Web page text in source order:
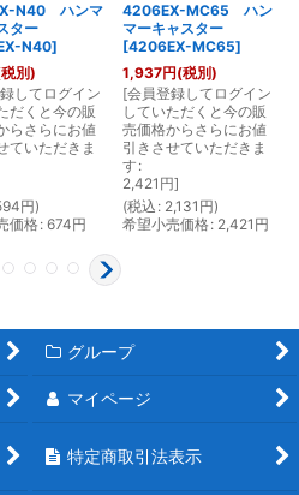
N40 ハンマ
ター
N40]
別)
してログイン
だくと今の販
らさらにお値
ていただきま
円)
価格: 674円
4206EX-MC65 ハン
マーキャスター
[4206EX-MC65]
1,937円(税別)
[会員登録してログイン
していただくと今の販
売価格からさらにお値
引きさせていただきま
す :
2,421 円]
(税込 : 2,131 円)
希望小売価格: 2,421 円
グループ
マイページ
特定商取引法表示